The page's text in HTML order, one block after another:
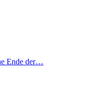
Ende der…